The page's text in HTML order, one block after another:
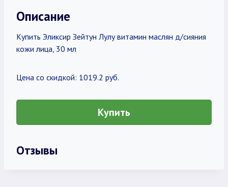
Описание
Купить Эликсир Зейтун Лулу витамин маслян д/сияния
кожи лица, 30 мл
Цена со скидкой: 1019.2 руб.
Купить
Отзывы